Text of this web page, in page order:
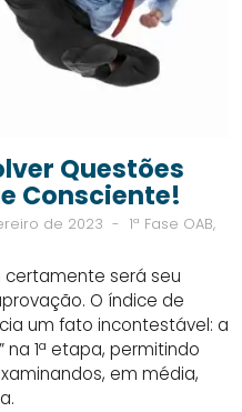
Questões
Consciente!
de 2023 - 1ª Fase OAB,
certamente será seu
O índice de
um fato incontestável: a
na 1ª etapa, permitindo
em média,